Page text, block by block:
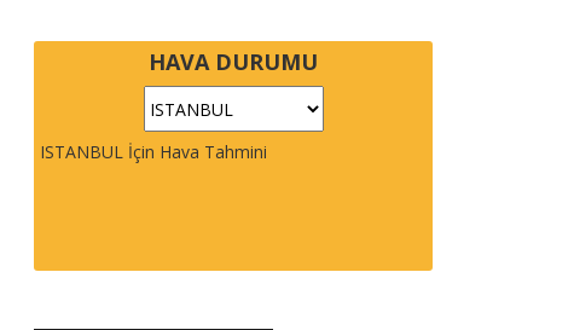
HAVA DURUMU
ISTANBUL İçin Hava Tahmini